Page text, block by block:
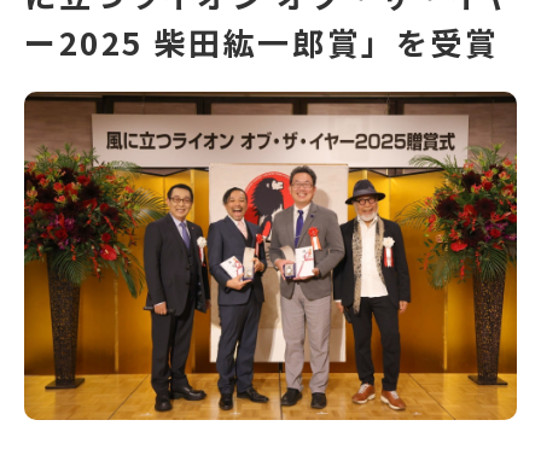
ー2025 柴田紘一郎賞」を受賞